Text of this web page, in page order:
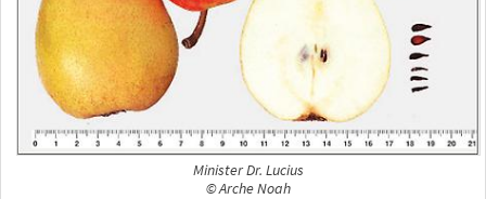
Minister Dr. Lucius
© Arche Noah